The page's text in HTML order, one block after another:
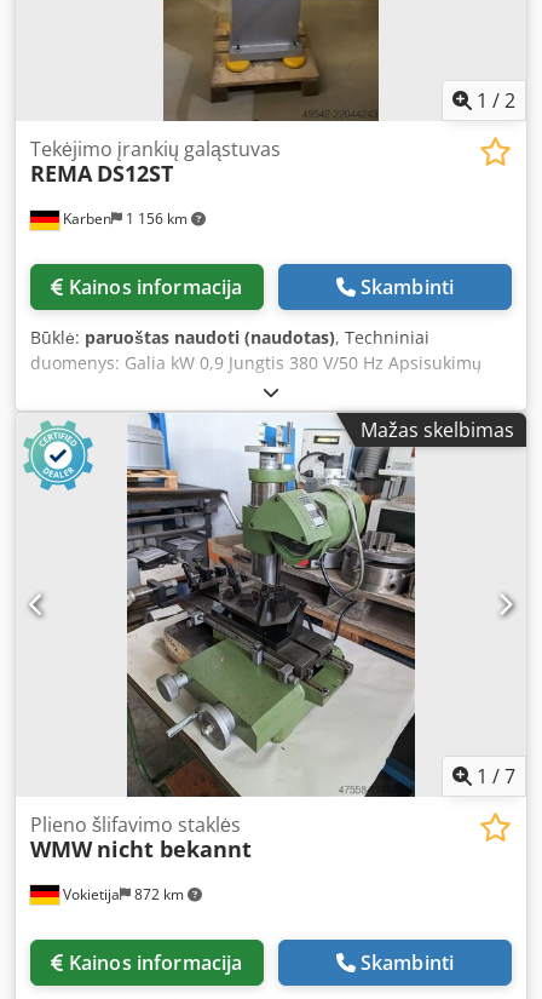
1 /2
Karben 1 156 km
Tekėjimo įrankių galąstuvas
REMA DS12ST
Kainos informacija Skambinti
Būklė: paruoštas naudoti (naudotas), Techniniai
duomenys: Galia kW 0,9 Jungtis 380 V/50 Hz Apsisukimų
skaičius 2.900 aps./min. Disko matmenys 175/60/51 Svoris
117 kg Dkjdpfxsza Dwxe Acmor Įranga: - 2 ATS stalai
(spyruoklinis svyruojantis stalas) - 2 deimantinės
dubeninės abrazivinės diskeliai 175x60x51 mm - Stovo
versija
Mažas skelbimas
1 /7
Vokietija 872 km
Plieno šlifavimo staklės
WMW nicht bekannt
Kainos informacija Skambinti